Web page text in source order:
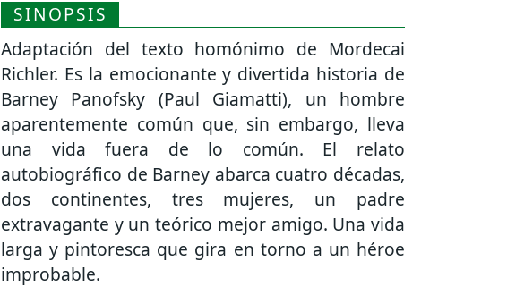
SINOPSIS
Adaptación del texto homónimo de Mordecai
Richler. Es la emocionante y divertida historia de
Barney Panofsky (Paul Giamatti), un hombre
aparentemente común que, sin embargo, lleva
una vida fuera de lo común. El relato
autobiográfico de Barney abarca cuatro décadas,
dos continentes, tres mujeres, un padre
extravagante y un teórico mejor amigo. Una vida
larga y pintoresca que gira en torno a un héroe
improbable.